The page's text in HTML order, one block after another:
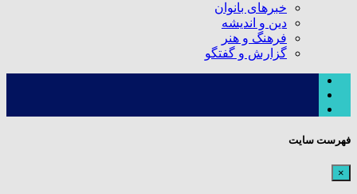
خبرهای بانوان
دین و اندیشه
فرهنگ و هنر
گزارش و گفتگو
فهرست سایت
×